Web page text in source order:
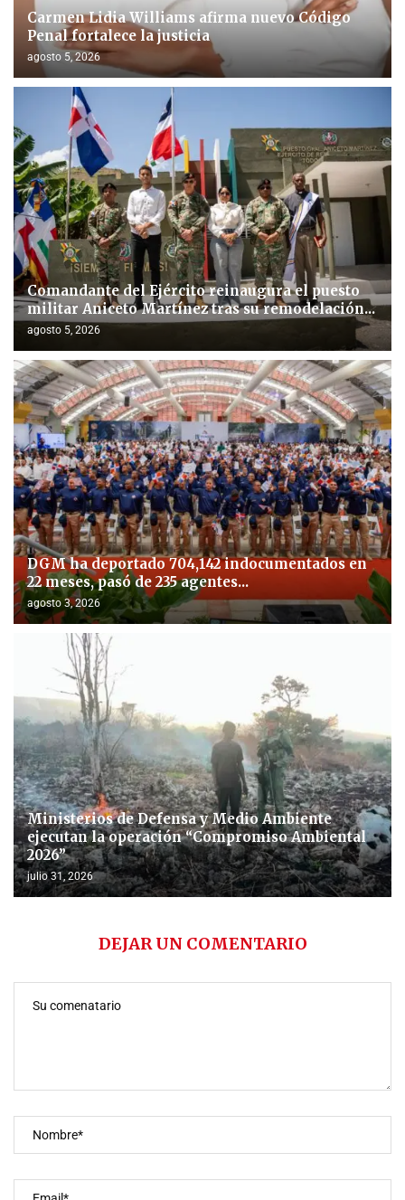
Carmen Lidia Williams afirma nuevo Código
Penal fortalece la justicia
agosto 5, 2026
Comandante del Ejército reinaugura el puesto
militar Aniceto Martínez tras su remodelación...
agosto 5, 2026
DGM ha deportado 704,142 indocumentados en
22 meses, pasó de 235 agentes...
agosto 3, 2026
Ministerios de Defensa y Medio Ambiente
ejecutan la operación “Compromiso Ambiental
2026”
julio 31, 2026
DEJAR UN COMENTARIO